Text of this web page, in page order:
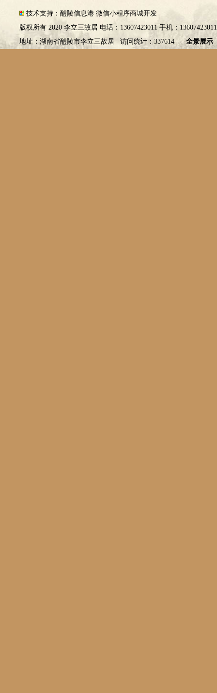
技术支持： 醴陵信息港 微信小程序商城开发
版权所有 2020 李立三故居 电话：13607423011 手机：
地址：湖南省醴陵市李立三故居 访问统计：337614 全景展示